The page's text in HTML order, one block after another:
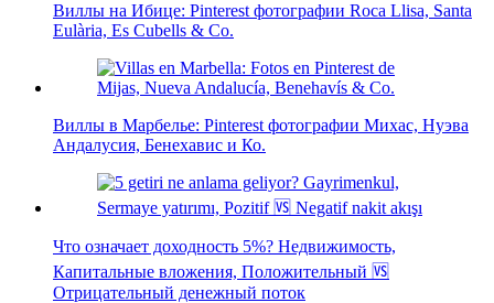
Виллы на Ибице: Pinterest фотографии Roca Llisa, Santa
Eulària, Es Cubells & Co.
Виллы в Марбелье: Pinterest фотографии Михас, Нуэва
Андалусия, Бенехавис и Ко.
Что означает доходность 5%? Недвижимость,
Капитальные вложения, Положительный 🆚
Отрицательный денежный поток